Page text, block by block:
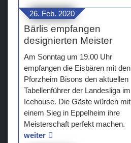
26. Feb. 2020
Bärlis empfangen
designierten Meister
Am Sonntag um 19.00 Uhr
empfangen die Eisbären mit den
Pforzheim Bisons den aktuellen
Tabellenführer der Landesliga im
Icehouse. Die Gäste würden mit
einem Sieg in Eppelheim ihre
Meisterschaft perfekt machen.
weiter